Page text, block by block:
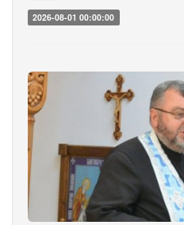
2026-08-01 00:00:00